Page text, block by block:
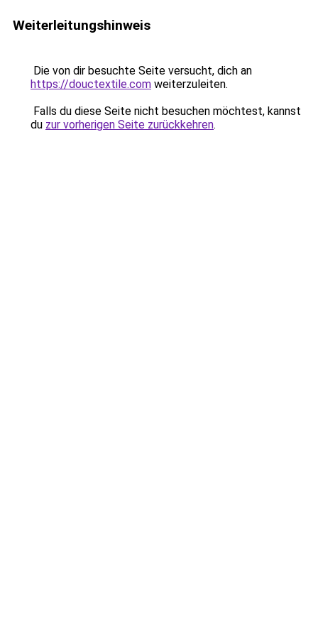
Weiterleitungshinweis
Die von dir besuchte Seite versucht, dich an
https://douctextile.com weiterzuleiten.
Falls du diese Seite nicht besuchen möchtest, kannst
du zur vorherigen Seite zurückkehren.